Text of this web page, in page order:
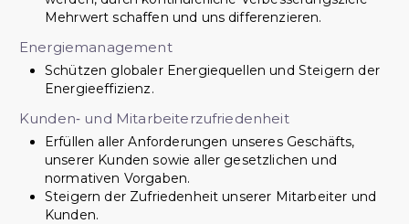
Mehrwert schaffen und uns differenzieren.
Energiemanagement
Schützen globaler Energiequellen und Steigern der
Energieeffizienz.
Kunden‑ und Mitarbeiterzufriedenheit
Erfüllen aller Anforderungen unseres Geschäfts,
unserer Kunden sowie aller gesetzlichen und
normativen Vorgaben.
Steigern der Zufriedenheit unserer Mitarbeiter und
Kunden.